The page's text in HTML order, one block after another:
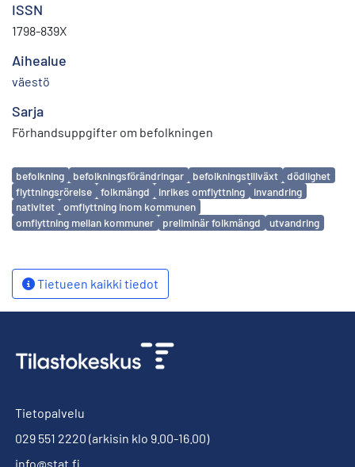
ISSN
1798-839X
Aihealue
väestö
Sarja
Förhandsuppgifter om befolkningen
Avainsanat
befolkning befolkningsförändringar befolkningstillväxt
dödlighet
flyttningsrörelse
folkmängd inrikes omflyttning
invandring
nativitet
omflyttning inom kommunen
omflyttning mellan kommuner
preliminär folkmängd utvandring
Tietueen kaikki tiedot
Tietopalvelu
029 551 2220 (arkisin klo 9.00-16.00)
info@stat.fi